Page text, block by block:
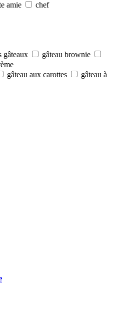
amie
chef
gâteaux
gâteau brownie
gâteau aux carottes
gâteau à